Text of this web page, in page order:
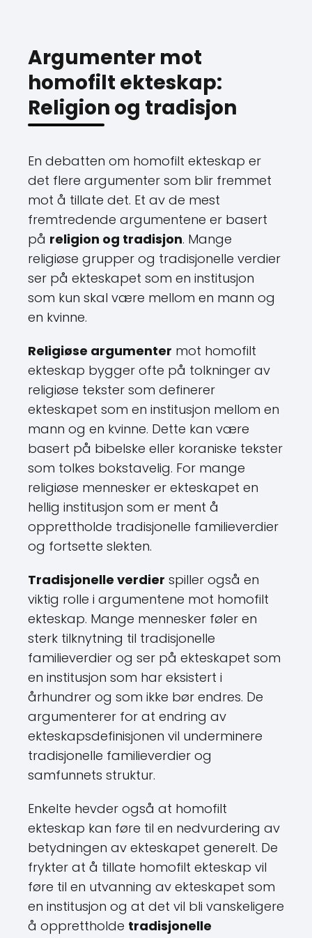
Argumenter mot
homofilt ekteskap:
Religion og tradisjon
En debatten om homofilt ekteskap er
det flere argumenter som blir fremmet
mot å tillate det. Et av de mest
fremtredende argumentene er basert
på religion og tradisjon. Mange
religiøse grupper og tradisjonelle verdier
ser på ekteskapet som en institusjon
som kun skal være mellom en mann og
en kvinne.
Religiøse argumenter mot homofilt
ekteskap bygger ofte på tolkninger av
religiøse tekster som definerer
ekteskapet som en institusjon mellom en
mann og en kvinne. Dette kan være
basert på bibelske eller koraniske tekster
som tolkes bokstavelig. For mange
religiøse mennesker er ekteskapet en
hellig institusjon som er ment å
opprettholde tradisjonelle familieverdier
og fortsette slekten.
Tradisjonelle verdier spiller også en
viktig rolle i argumentene mot homofilt
ekteskap. Mange mennesker føler en
sterk tilknytning til tradisjonelle
familieverdier og ser på ekteskapet som
en institusjon som har eksistert i
århundrer og som ikke bør endres. De
argumenterer for at endring av
ekteskapsdefinisjonen vil underminere
tradisjonelle familieverdier og
samfunnets struktur.
Enkelte hevder også at homofilt
ekteskap kan føre til en nedvurdering av
betydningen av ekteskapet generelt. De
frykter at å tillate homofilt ekteskap vil
føre til en utvanning av ekteskapet som
en institusjon og at det vil bli vanskeligere
å opprettholde tradisjonelle